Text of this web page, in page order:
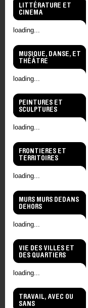
LITTÉRATURE ET
CINEMA
loading...
MUSIQUE, DANSE, ET
THÉÂTRE
loading...
PEINTURES ET
SCULPTURES
loading...
FRONTIERES ET
TERRITOIRES
loading...
MURS MURS DEDANS
DEHORS
loading...
VIE DES VILLES ET
DES QUARTIERS
loading...
TRAVAIL, AVEC OU
SANS